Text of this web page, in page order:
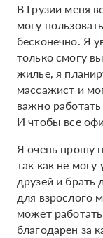
В Грузии меня
могу
бесконечно. Я
только смогу
жилье, я
массажист и
важно
И чтобы все
Я очень прошу
так как не
друзей и брать
для взрослого
может
благодарен за